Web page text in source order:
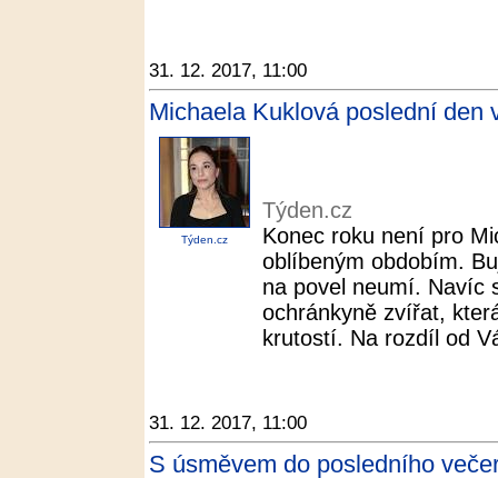
31. 12. 2017, 11:00
Michaela Kuklová poslední den
Týden.cz
Týden.cz
Konec roku není pro
oblíbeným obdobím.
na povel neumí. Navíc
ochránkyně zvířat,
krutostí. Na rozdíl od
31. 12. 2017, 11:00
S úsměvem do posledního